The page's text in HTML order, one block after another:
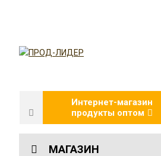
Интернет-магазин
продукты оптом
МАГАЗИН